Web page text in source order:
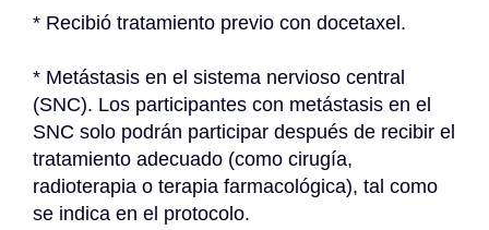
* Recibió tratamiento previo con docetaxel.
* Metástasis en el sistema nervioso central
(SNC). Los participantes con metástasis en el
SNC solo podrán participar después de recibir el
tratamiento adecuado (como cirugía,
radioterapia o terapia farmacológica), tal como
se indica en el protocolo.